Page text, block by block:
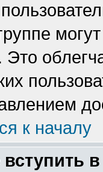
Это
к началу